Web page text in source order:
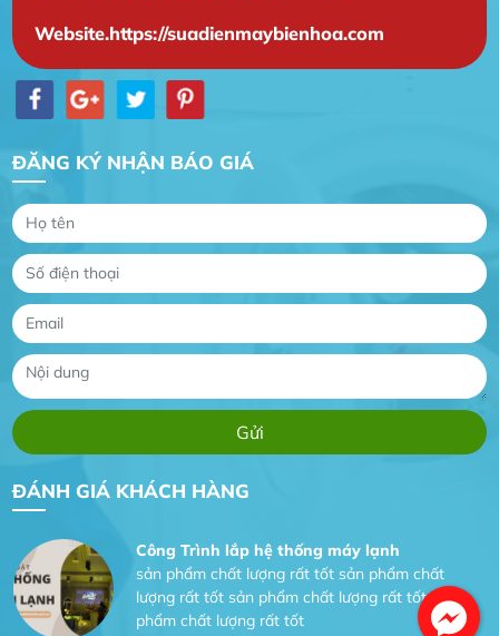
Website.https://suadienmaybienhoa.com
ĐĂNG KÝ NHẬN BÁO GIÁ
ĐÁNH GIÁ KHÁCH HÀNG
Gia Đình lắp máy nóng lạnh
Dự án nhà phố đẹp lên nhờ đội thợ điện từ dịch
Tôi hài lòng quấn motor đẹp và đúng ý
Công Trình lắp hệ thống máy lạnh
lượng rất tốt sản phẩm chất lượng rất tốt sản
phẩm chất lượng rất tốt
Gia Đình lắp máy nóng lạnh
Gia Đình chúng tôi rất hài lòng dịch vụ tại